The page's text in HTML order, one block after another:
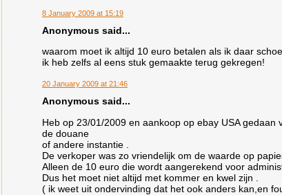
8 January 2009 at 15:19
Anonymous said...
waarom moet ik altijd 10 euro betalen als ik daar
ik heb zelfs al eens stuk gemaakte terug gekregen!
20 January 2009 at 21:46
Anonymous said...
Heb op 23/01/2009 en aankoop op ebay USA
de douane
of andere instantie .
De verkoper was zo vriendelijk om de waarde op
Alleen de 10 euro die wordt aangerekend voor
Dus het moet niet altijd met kommer en kwel zijn .
( ik weet uit ondervinding dat het ook anders kan,en